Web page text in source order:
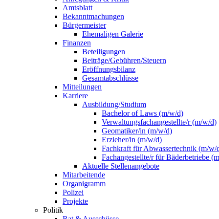
Amtsblatt
Bekanntmachungen
Bürgermeister
Ehemaligen Galerie
Finanzen
Beteiligungen
Beiträge/Gebühren/Steuern
Eröffnungsbilanz
Gesamtabschlüsse
Mitteilungen
Karriere
Ausbildung/Studium
Bachelor of Laws (m/w/d)
Verwaltungsfachangestellte/r (m/w/d)
Geomatiker/in (m/w/d)
Erzieher/in (m/w/d)
Fachkraft für Abwassertechnik (m/w/
Fachangestellte/r für Bäderbetriebe
Aktuelle Stellenangebote
Mitarbeitende
Organigramm
Polizei
Projekte
Politik